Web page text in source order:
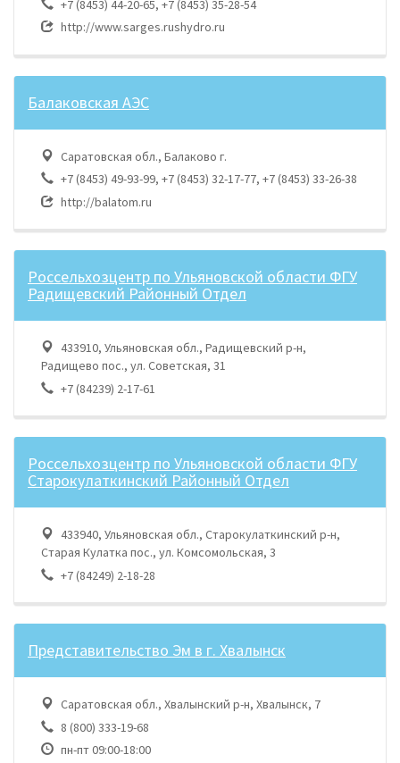
+7 (8453) 44-20-65, +7 (8453) 35-28-54
http://www.sarges.rushydro.ru
Балаковская АЭС
Саратовская обл., Балаково г.
+7 (8453) 49-93-99, +7 (8453) 32-17-77, +7 (8453) 33-26-38
http://balatom.ru
Россельхозцентр по Ульяновской области ФГУ
Радищевский Районный Отдел
433910, Ульяновская обл., Радищевский р-н,
Радищево пос., ул. Советская, 31
+7 (84239) 2-17-61
Россельхозцентр по Ульяновской области ФГУ
Старокулаткинский Районный Отдел
433940, Ульяновская обл., Старокулаткинский р-н,
Старая Кулатка пос., ул. Комсомольская, 3
+7 (84249) 2-18-28
Представительство Эм в г. Хвалынск
Саратовская обл., Хвалынский р-н, Хвалынск, 7
8 (800) 333-19-68
пн-пт 09:00-18:00